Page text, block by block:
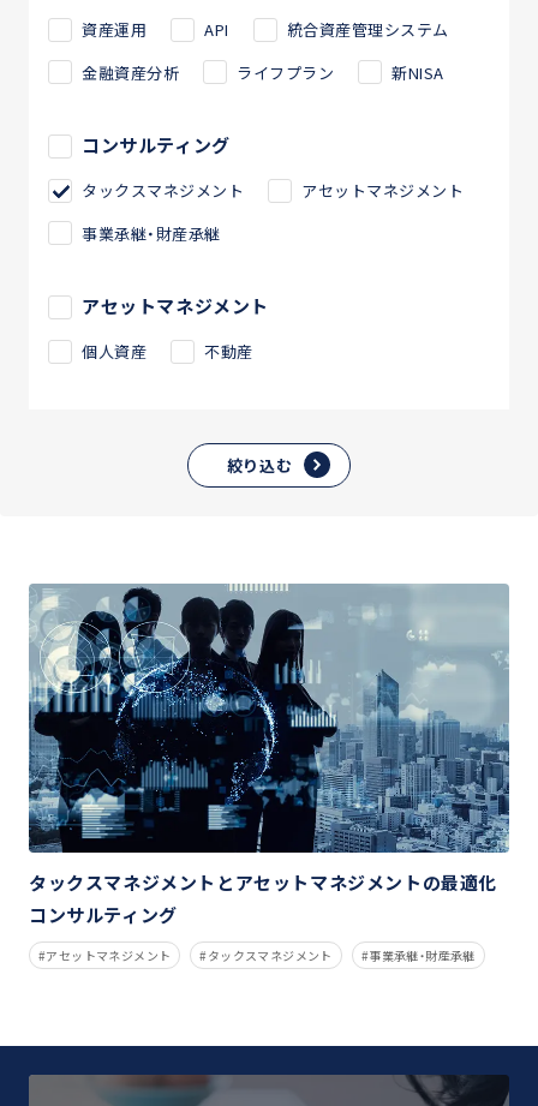
資産運用
API
統合資産管理システム
金融資産分析
ライフプラン 新NISA
コンサルティング
タックスマネジメント
アセットマネジメント
事業承継・財産承継
アセットマネジメント
個人資産 不動産
絞り込む
タックスマネジメントとアセットマネジメントの最適化
コンサルティング
アセットマネジメント タックスマネジメント 事業承継・財産承継